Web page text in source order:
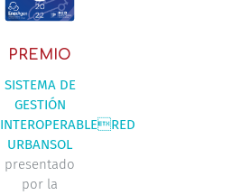
PREMIO
SISTEMA DE
GESTIÓN
INTEROPERABLERED
URBANSOL
presentado
por la